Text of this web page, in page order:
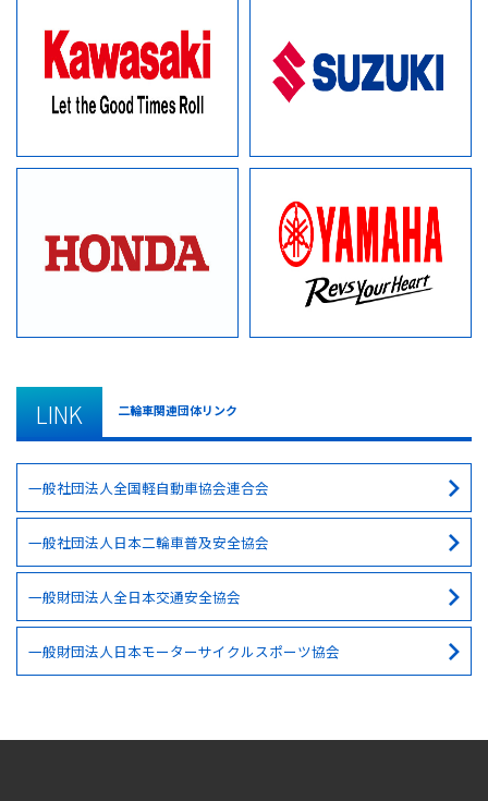
LINK 二輪車関連団体リンク
一般社団法人全国軽自動車協会連合会
一般社団法人日本二輪車普及安全協会
一般財団法人全日本交通安全協会
一般財団法人日本モーターサイクルスポーツ協会